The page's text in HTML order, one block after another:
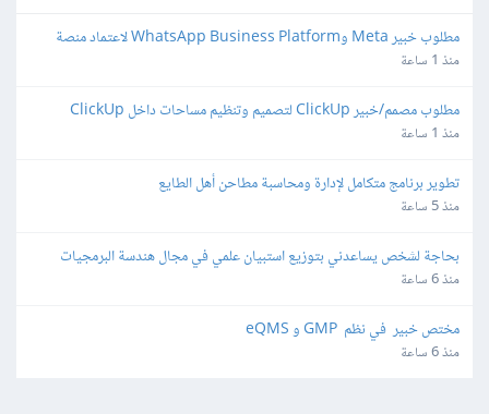
واتساب
منذ 1 ساعة
مطلوب مصمم/خبير ClickUp لتصميم وتنظيم مساحات داخل ClickUp
منذ 1 ساعة
تطوير برنامج متكامل لإدارة ومحاسبة مطاحن أهل الطايع
منذ 5 ساعة
بحاجة لشخص يساعدني بتوزيع استبيان علمي في مجال هندسة البرمجيات
منذ 6 ساعة
مختص خبير  في نظم  GMP و eQMS
منذ 6 ساعة